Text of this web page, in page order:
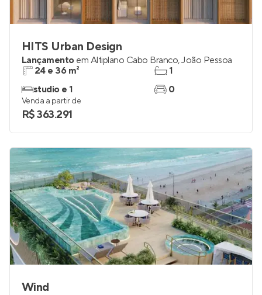
HITS Urban Design
Lançamento em Altiplano Cabo Branco,João Pessoa
24 e 36 m²
studio e 1
1
0
Venda a partir de
R$ 363.291
Wind